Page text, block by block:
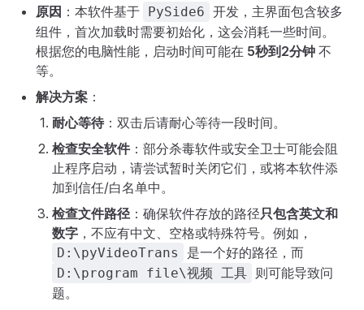
原因 ：本软件基于 PySide6 开发，主界面包含较多
组件，首次加载时需要初始化，这会消耗一些时间。
根据您的电脑性能，启动时间可能在 5秒到2分钟 不
等。
解决方案 ：
耐心等待：双击后请耐心等待一段时间。
检查安全软件：部分杀毒软件或安全卫士可能会阻
止程序启动，请尝试暂时关闭它们，或将本软件添
加到信任/白名单中。
检查文件路径：确保软件存放的路径只包含英文和
数字 ，不应有中文、空格或特殊符号。例如，
D:\pyVideoTrans 是一个好的路径，而
D:\program file\视频 工具
则可能导致问
题。